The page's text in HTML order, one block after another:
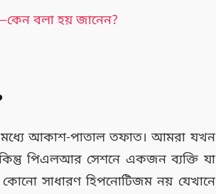
বলা হয় জানেন?
মধ্যে আকাশ-পাতাল তফাত। আমরা যখন
কিন্তু পিএলআর সেশনে একজন ব্যক্তি যা
কোনো সাধারণ হিপনোটিজম নয় যেখানে